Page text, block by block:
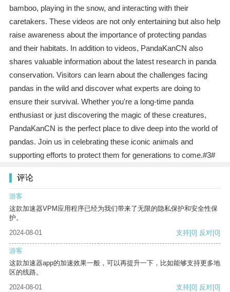
bamboo, playing in the snow, and interacting with their
caretakers. These videos are not only entertaining but also help
raise awareness about the importance of protecting pandas
and their habitats. In addition to videos, PandaKanCN also
shares valuable information about the latest research in panda
conservation. Visitors can learn about the challenges facing
pandas in the wild and discover what experts are doing to
ensure their survival. Whether you're a long-time panda
enthusiast or just discovering the magic of these creatures,
PandaKanCN is the perfect place to dive deep into the world of
pandas. Join us in celebrating these iconic animals and
supporting efforts to protect them for generations to come.#3#
评论
游客
这款加速器VPM应用程序已经为我们带来了无限的隐私保护和安全性保
护。
2024-08-01
支持[0] 反对[0]
游客
这款加速器app的加速效果一般，可以再提升一下，比如能够支持更多地
区的线路。
2024-08-01
支持[0] 反对[0]